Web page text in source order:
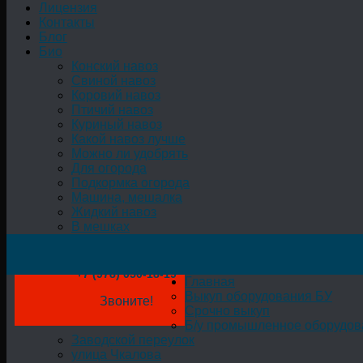
Лицензия
Контакты
Блог
Био
Конский навоз
Свиной навоз
Коровий навоз
Птичий навоз
Куриный навоз
Какой навоз лучше
Можно ли удобрять
Для огорода
Подкормка огорода
Машина, мешалка
Жидкий навоз
В мешках
+7 (978) 050-18-19
Звоните!
Главная
Выкуп оборудования БУ
Срочно выкуп
Б/у промышленное
Заводской переулок
улица Чкалова